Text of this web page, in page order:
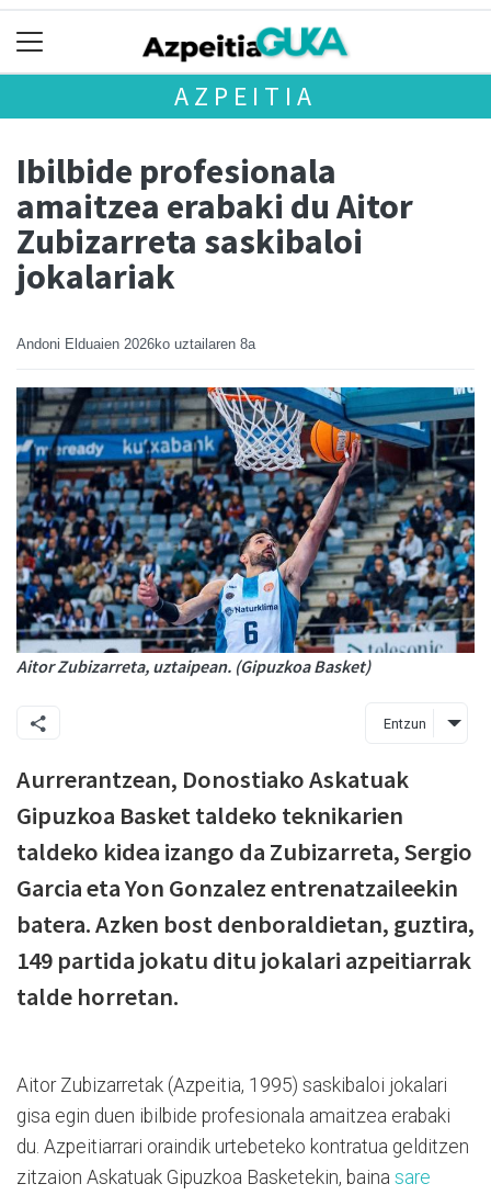
AZPEITIA
Ibilbide profesionala
amaitzea erabaki du Aitor
Zubizarreta saskibaloi
jokalariak
Andoni Elduaien 2026ko uztailaren 8a
Aitor Zubizarreta, uztaipean. (Gipuzkoa Basket)
Entzun
Aurrerantzean, Donostiako Askatuak
Gipuzkoa Basket taldeko teknikarien
taldeko kidea izango da Zubizarreta, Sergio
Garcia eta Yon Gonzalez entrenatzaileekin
batera. Azken bost denboraldietan, guztira,
149 partida jokatu ditu jokalari azpeitiarrak
talde horretan.
Aitor Zubizarretak (Azpeitia, 1995) saskibaloi jokalari
gisa egin duen ibilbide profesionala amaitzea erabaki
du. Azpeitiarrari oraindik urtebeteko kontratua gelditzen
zitzaion Askatuak Gipuzkoa Basketekin, baina sare